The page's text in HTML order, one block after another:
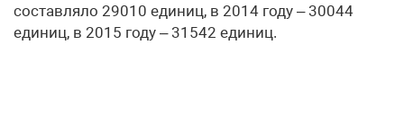
составляло 29010 единиц, в 2014 году – 30044
единиц, в 2015 году – 31542 единиц.